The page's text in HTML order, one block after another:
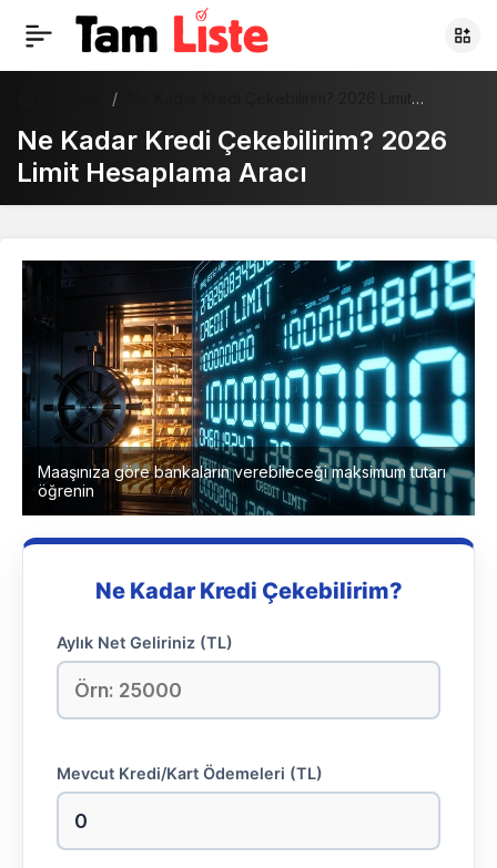
Ne Kadar Kredi Çekebilirim? 2026
Limit Hesaplama Aracı
Maaşınıza göre bankaların verebileceği maksimum tutarı
öğrenin
Ne Kadar Kredi Çekebilirim?
Aylık Net Geliriniz (TL)
Mevcut Kredi/Kart Ödemeleri (TL)